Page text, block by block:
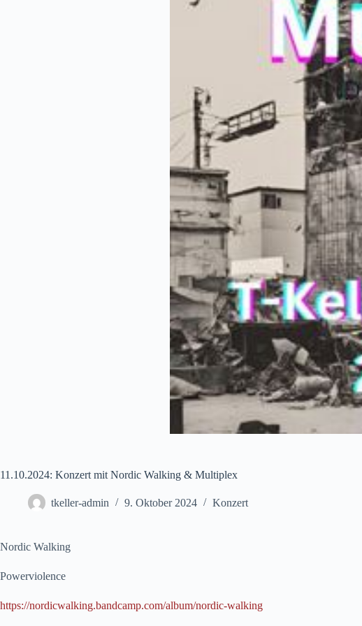
11.10.2024: Konzert mit Nordic Walking & Multiplex
tkeller-admin 9. Oktober 2024 Konzert
Nordic Walking
Powerviolence
https://nordicwalking.bandcamp.com/album/nordic-walking